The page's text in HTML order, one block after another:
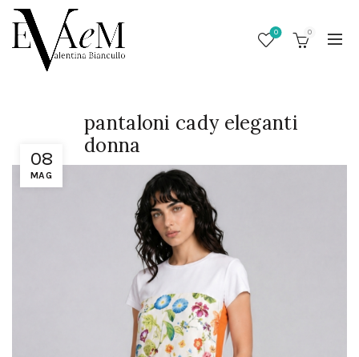
0 0
08
MAG
pantaloni cady eleganti
donna